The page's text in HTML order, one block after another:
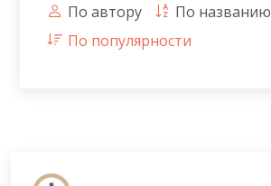
По автору
По названию
По популярности